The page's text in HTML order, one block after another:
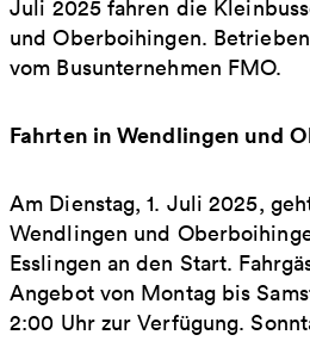
Juli 2025 fahren die
und Oberboihingen.
vom Busunternehmen FMO.
Fahrten in Wendlingen und
Am Dienstag, 1. Juli 2025,
Wendlingen und
Esslingen an den Start.
Angebot von Montag bis
2:00 Uhr zur Verfügung.